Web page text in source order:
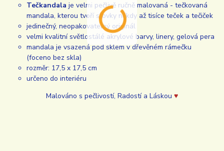
Tečkandala je velmi pečlivě ručně malovaná - tečkovaná
mandala, kterou tvoří stovky někdy až tisíce teček a tečiček
jedinečný, neopakovatelný originál
velmi kvalitní světlostálé akrylové barvy, linery, gelová pera
mandala je vsazená pod sklem v dřevěném rámečku
(foceno bez skla)
rozměr: 17,5 x 17,5 cm
určeno do interiéru
Malováno s pečlivostí, Radostí a Láskou ♥